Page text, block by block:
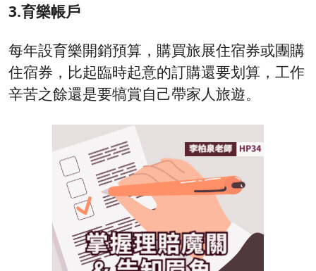
3.育樂帳戶
每年設育樂開銷預算，購買旅展住宿券或團購
住宿券，比起臨時起意的訂購還要划算，工作
辛苦之餘還是要犒賞自己帶家人旅遊。